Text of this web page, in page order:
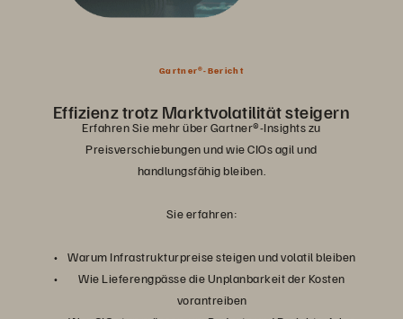
Gartner®-Bericht
Effizienz trotz Marktvolatilität steigern
Erfahren Sie mehr über Gartner®-Insights zu
Preisverschiebungen und wie CIOs agil und
handlungsfähig bleiben.
Sie erfahren:
Warum Infrastrukturpreise steigen und volatil bleiben
Wie Lieferengpässe die Unplanbarkeit der Kosten
vorantreiben